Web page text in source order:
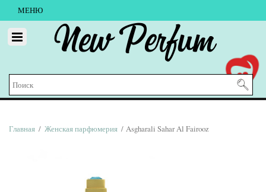
МЕНЮ
New Perfum
Главная / Женская парфюмерия / Asgharali Sahar Al Fairooz